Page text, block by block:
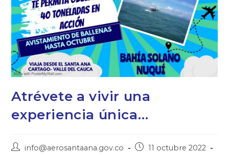
Atrévete a vivir una
experiencia única…
info@aerosantaana.gov.co
11 octubre 2022